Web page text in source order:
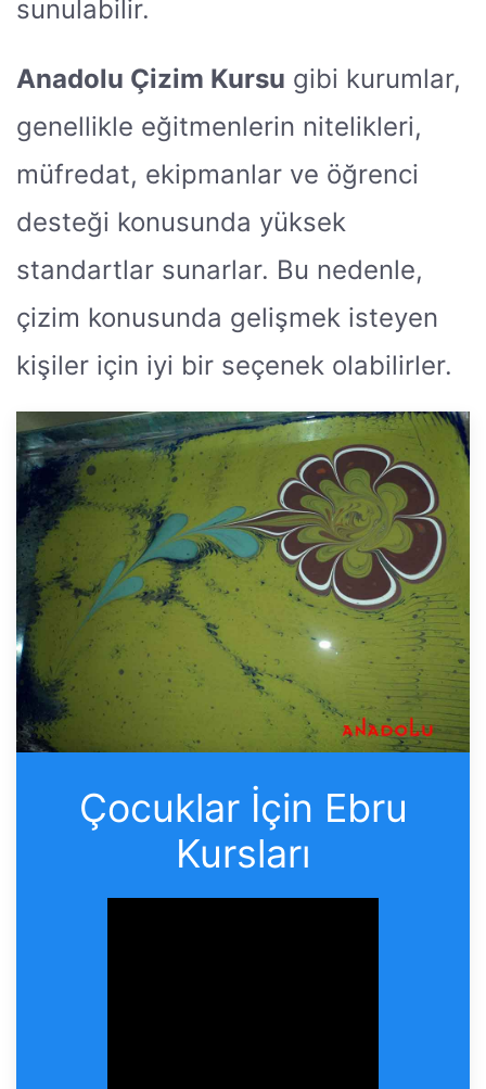
sunulabilir.
Anadolu Çizim Kursu gibi kurumlar,
genellikle eğitmenlerin nitelikleri,
müfredat, ekipmanlar ve öğrenci
desteği konusunda yüksek
standartlar sunarlar. Bu nedenle,
çizim konusunda gelişmek isteyen
kişiler için iyi bir seçenek olabilirler.
Çocuklar İçin Ebru
Kursları